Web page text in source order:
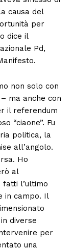
causa del
per
dice il
Pd,
non solo con
ma anche con
il referendum
“ciaone”. Fu
politica, la
all’angolo.
Ho
al
l’ultimo
in campo. Il
diverse
per
una